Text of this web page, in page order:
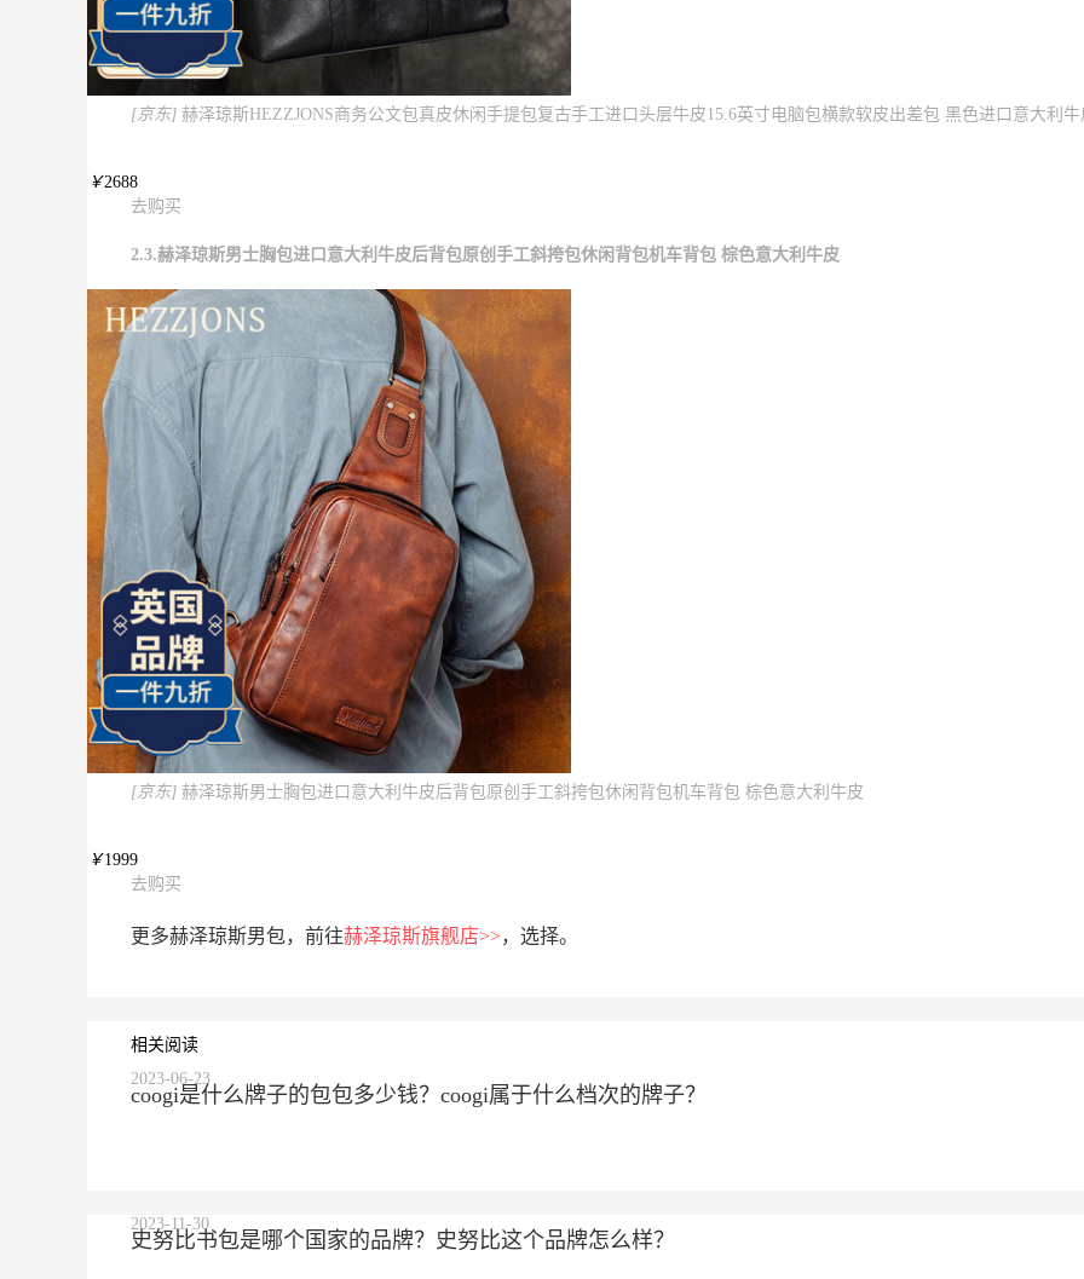
[京东] 赫泽琼斯HEZZJONS商务公文包真皮休闲手提包复古手工进口头层牛皮15.6英寸电脑包横款软皮出差包 黑色进口意大利牛
￥2688
去购买
2.3.赫泽琼斯男士胸包进口意大利牛皮后背包原创手工斜挎包休闲背包机车背包 棕色意大利牛皮
[京东] 赫泽琼斯男士胸包进口意大利牛皮后背包原创手工斜挎包休闲背包机车背包 棕色意大利牛皮
￥1999
去购买
更多赫泽琼斯男包，前往赫泽琼斯旗舰店>>，选择。
相关阅读
coogi是什么牌子的包包多少钱？coogi属于什么档次的牌子？
2023-06-23
史努比书包是哪个国家的品牌？史努比这个品牌怎么样？
2023-11-30